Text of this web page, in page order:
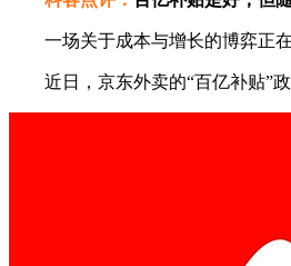
一场关于成本与增长的博弈正在
近日，京东外卖的“百亿补贴”政